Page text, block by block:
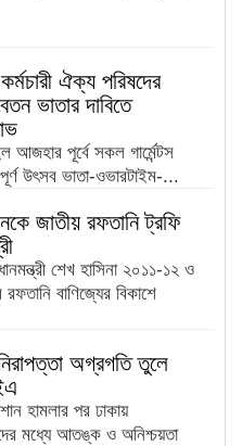
কর্মচারী ঐক্য পরিষদের
ভাতার দাবিতে
আজহার পূর্বে সকল গার্মেন্টস
পূর্ণ উৎসব ভাতা-ওভারটাইম-...
জাতীয় রফতানি ট্রফি
শেখ হাসিনা ২০১১-১২ ও
বাণিজ্যের বিকাশে
অগ্রগতি তুলে
হামলার পর ঢাকায়
মধ্যে আতঙ্ক ও অনিশ্চয়তা